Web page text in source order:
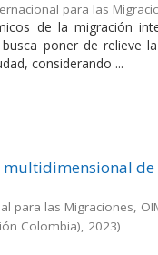
para las
de la migración
poner de relieve
considerando ...
para las Migraciones,
Colombia), 2023)